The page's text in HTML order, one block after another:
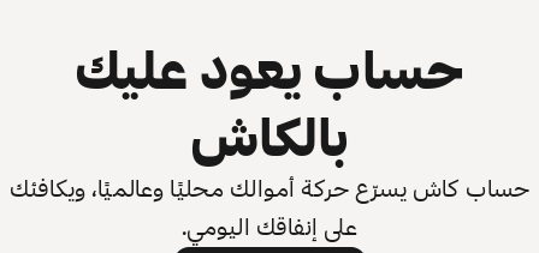
حساب يعود عليك
بالكاش
حساب كاش يسرّع حركة أموالك محليًا وعالميًا، ويكافئك
على إنفاقك اليومي.